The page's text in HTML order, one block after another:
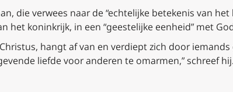
die verwees naar de “echtelijke betekenis van het
het koninkrijk, in een “geestelijke eenheid” met
hangt af van en verdiept zich door
liefde voor anderen te omarmen,” schreef hij.